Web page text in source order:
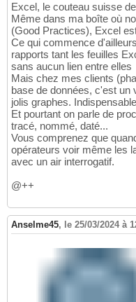
Excel, le couteau suisse
Même dans ma boîte où
(Good Practices), Excel
Ce qui commence
rapports tant les feuilles
sans aucun lien entre elles
Mais chez mes clients
base de données, c'est un
jolis graphes.
Et pourtant on parle de
tracé, nommé, daté...
Vous comprenez que
opérateurs voir même les
avec un air interrogatif.
@++
Anselme45, le 25/03/2024 à